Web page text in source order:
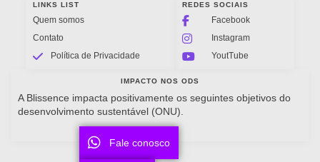
LINKS LIST
Quem somos
Contato
Política de Privacidade
REDES SOCIAIS
Facebook
Instagram
YoutTube
IMPACTO NOS ODS
A Blissence impacta positivamente os seguintes objetivos do
desenvolvimento sustentável (ONU).
Fale conosco